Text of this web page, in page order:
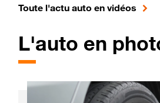
Toute l'actu auto en vidéos
L'auto en